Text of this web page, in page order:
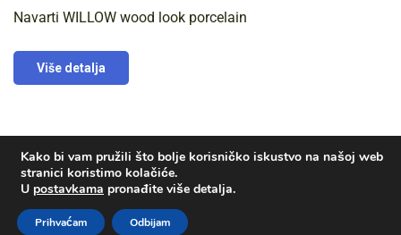
Navarti WILLOW wood look porcelain
Više detalja
Kako bi vam pružili što bolje korisničko iskustvo na našoj web
stranici koristimo kolačiće.
U postavkama pronađite više detalja.
Prihvaćam Odbijam